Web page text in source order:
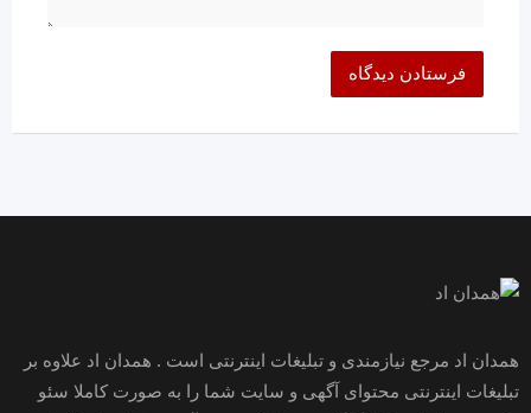
همدان اد مرجع نیازمندی و تبلیغات اینترنتی است . همدان اد علاوه بر
تبلیغات اینترنتی محتوای آگهی و سایت شما را به صورت کاملا سئو